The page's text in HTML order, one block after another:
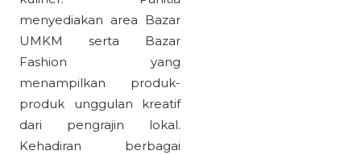
menyediakan area Bazar
UMKM serta Bazar
Fashion yang
menampilkan produk-
produk unggulan kreatif
dari pengrajin lokal.
Kehadiran berbagai